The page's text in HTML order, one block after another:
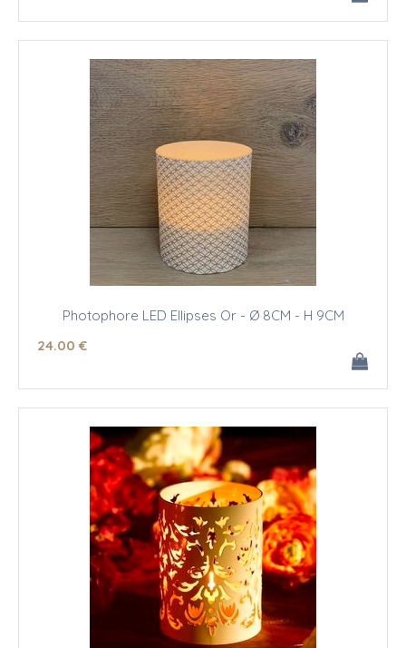
Photophore LED Ellipses Or - Ø 8CM - H 9CM
24.00 €